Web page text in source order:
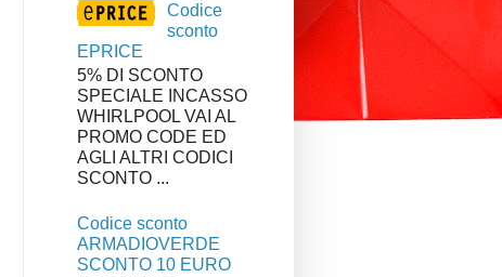
Codice
sconto
EPRICE
5% DI SCONTO
SPECIALE INCASSO
WHIRLPOOL VAI AL
PROMO CODE ED
AGLI ALTRI CODICI
SCONTO ...
Codice sconto
ARMADIOVERDE
SCONTO 10 EURO